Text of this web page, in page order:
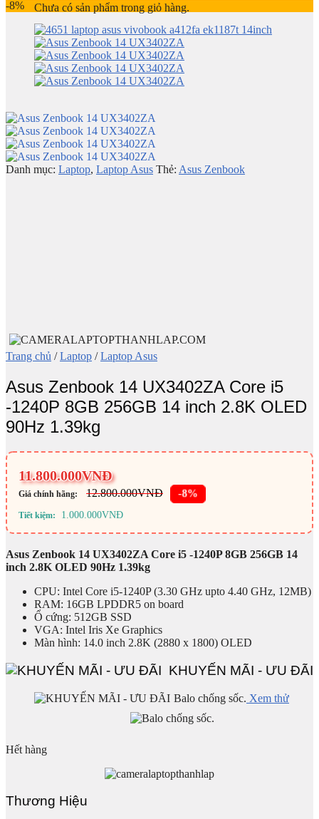
Chưa có sản phẩm trong giỏ hàng.
-8%
Danh mục: Laptop, Laptop Asus Thẻ: Asus Zenbook
Trang chủ / Laptop / Laptop Asus
Asus Zenbook 14 UX3402ZA Core i5
-1240P 8GB 256GB 14 inch 2.8K OLED
90Hz 1.39kg
11.800.000VNĐ
Giá chính hãng: 12.800.000VNĐ -8%
Tiết kiệm: 1.000.000VNĐ
Asus Zenbook 14 UX3402ZA Core i5 -1240P 8GB 256GB 14
inch 2.8K OLED 90Hz 1.39kg
CPU: Intel Core i5-1240P (3.30 GHz upto 4.40 GHz, 12MB)
RAM: 16GB LPDDR5 on board
Ổ cứng: 512GB SSD
VGA: Intel Iris Xe Graphics
Màn hình: 14.0 inch 2.8K (2880 x 1800) OLED
KHUYẾN MÃI - ƯU ĐÃI
Balo chống sốc. Xem thử
Hết hàng
Thương Hiệu